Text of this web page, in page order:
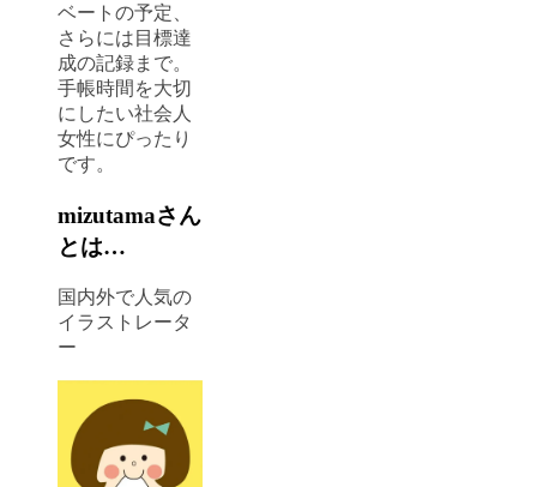
ベートの予定、
さらには目標達
成の記録まで。
手帳時間を大切
にしたい社会人
女性にぴったり
です。
mizutamaさん
とは…
国内外で人気の
イラストレータ
ー